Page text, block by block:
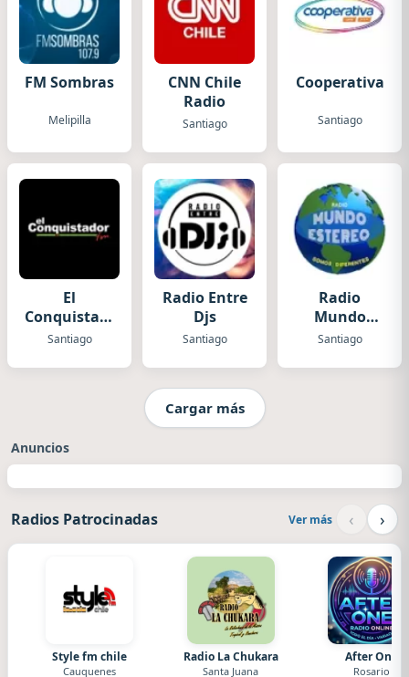
FM Sombras
Melipilla
CNN Chile
Radio
Santiago
Cooperativa
Santiago
El
Conquistador
Santiago
Santiago
Radio Entre
Djs
Santiago
Radio
Mundo
Stereo
Santiago
Cargar más
Anuncios
Radios Patrocinadas Ver más ‹ ›
Style fm chile
Cauquenes
Radio La Chukara
Santa Juana
After One
Rosario